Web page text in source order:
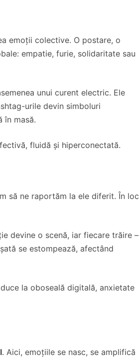
emoții colective. O postare, o
empatie, furie, solidaritate sau
unui curent electric. Ele
urile devin simboluri
în masă.
fluidă și hiperconectată.
să ne raportăm la ele diferit. În loc
devine o scenă, iar fiecare trăire –
se estompează, afectând
la oboseală digitală, anxietate
. Aici, emoțiile se nasc, se amplifică